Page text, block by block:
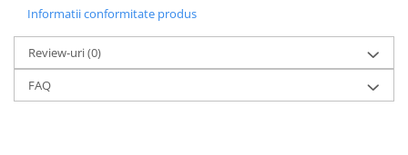
Patent
Rulete masurat
Sape/ Cazmale/ Lopeti
Scule de mana
Informatii conformitate produs
Review-uri(0)
FAQ